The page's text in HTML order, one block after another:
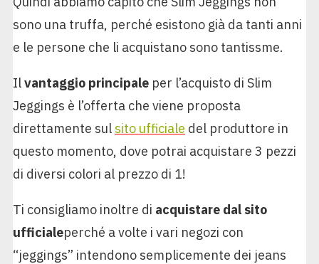
sono una truffa, perché esistono già da tanti anni
e le persone che li acquistano sono tantissme.
Ilvantaggio principaleper l’acquisto di Slim
Jeggings è l’offerta che viene proposta
direttamente sulsito ufficiale del produttore in
questo momento, dove potrai acquistare 3 pezzi
di diversi colori al prezzo di 1!
Ti consigliamo inoltre di acquistare dal sito
ufficialeperché a volte i vari negozi con
“jeggings” intendono semplicemente dei jeans